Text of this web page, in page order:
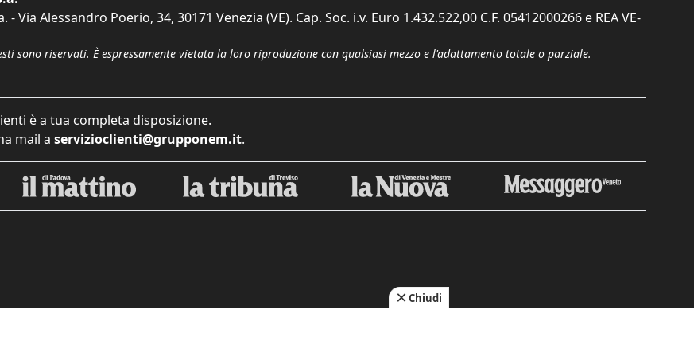
Via Alessandro Poerio, 34, 30171 Venezia (VE). Cap. Soc. i.v. Euro 1.432.522,00 C.F. 05412000266 e REA VE-
sono riservati. È espressamente vietata la loro riproduzione con qualsiasi mezzo e l'adattamento totale o parziale.
è a tua completa disposizione.
mail a servizioclienti@grupponem.it.
Chiudi